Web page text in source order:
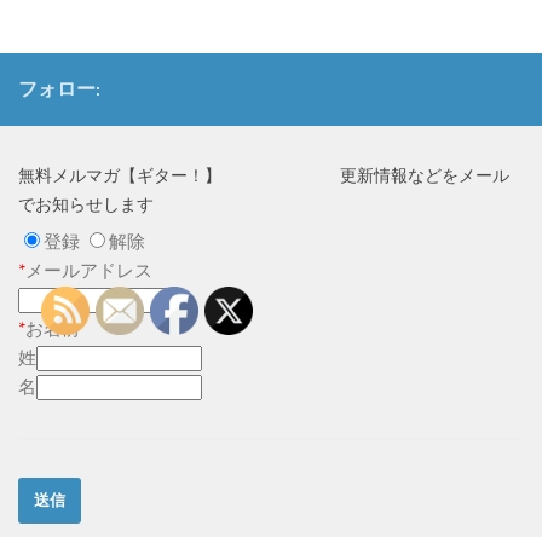
フォロー:
無料メルマガ【ギター！】 更新情報などをメール
でお知らせします
登録
解除
*メールアドレス
*お名前
姓
名